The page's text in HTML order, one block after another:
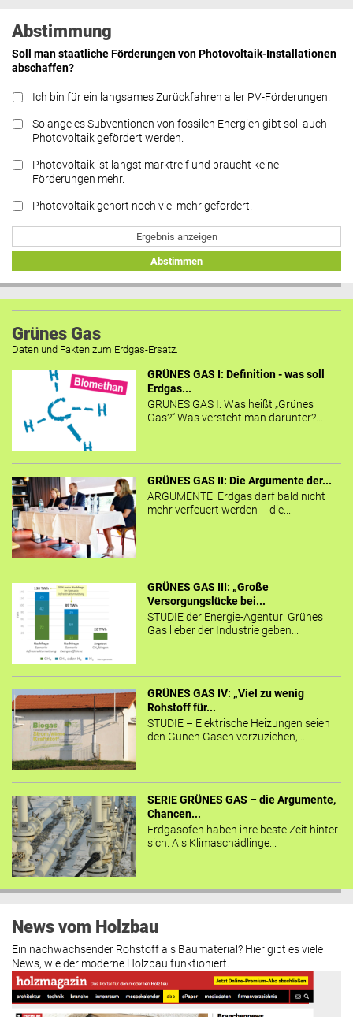
Abstimmung
Soll man staatliche Förderungen von Photovoltaik-Installationen
abschaffen?
Ich bin für ein langsames Zurückfahren aller PV-Förderungen.
Solange es Subventionen von fossilen Energien gibt soll auch
Photovoltaik gefördert werden.
Photovoltaik ist längst marktreif und braucht keine
Förderungen mehr.
Photovoltaik gehört noch viel mehr gefördert.
Ergebnis anzeigen
Abstimmen
Grünes Gas
Daten und Fakten zum Erdgas-Ersatz.
GRÜNES GAS I: Definition - was soll
Erdgas...
GRÜNES GAS I: Was heißt „Grünes
Gas?“ Was versteht man darunter?...
GRÜNES GAS II: Die Argumente der...
ARGUMENTE Erdgas darf bald nicht
mehr verfeuert werden – die...
GRÜNES GAS III: „Große
Versorgungslücke bei...
STUDIE der Energie-Agentur: Grünes
Gas lieber der Industrie geben...
GRÜNES GAS IV: „Viel zu wenig
Rohstoff für...
STUDIE – Elektrische Heizungen seien
den Günen Gasen vorzuziehen,...
SERIE GRÜNES GAS – die Argumente,
Chancen...
Erdgasöfen haben ihre beste Zeit hinter
sich. Als Klimaschädlinge...
News vom Holzbau
Ein nachwachsender Rohstoff als Baumaterial? Hier gibt es viele
News, wie der moderne Holzbau funktioniert.